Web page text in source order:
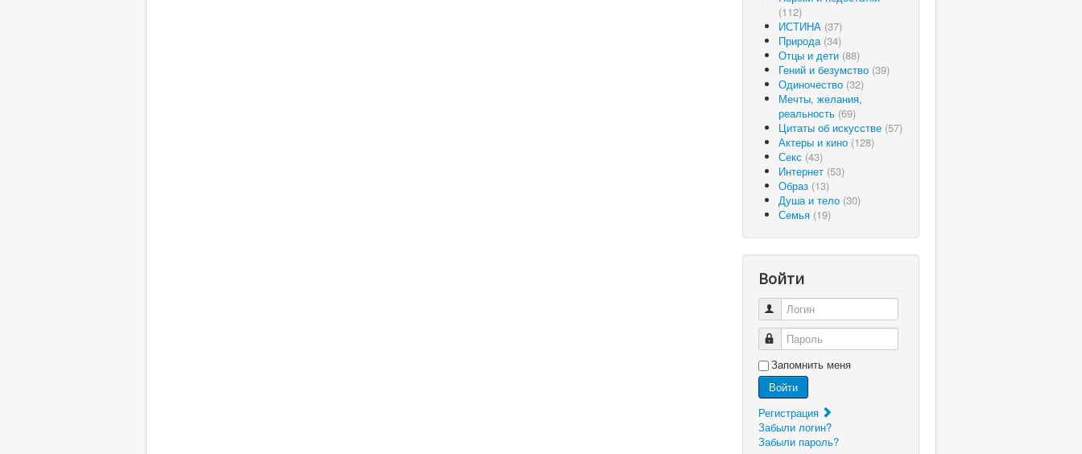
(112)
ИСТИНА (37)
Природа (34)
Отцы и дети (88)
Гений и безумство (39)
Одиночество (32)
Мечты, желания,
реальность (69)
Цитаты об искусстве (57)
Актеры и кино (128)
Секс (43)
Интернет (53)
Образ (13)
Душа и тело (30)
Семья (19)
Войти
Логин
Пароль
Запомнить меня
Войти
Регистрация
Забыли логин?
Забыли пароль?